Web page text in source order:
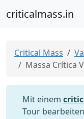
criticalmass.in
Critical Mass
Massa Crítica
Mit einem
Tour